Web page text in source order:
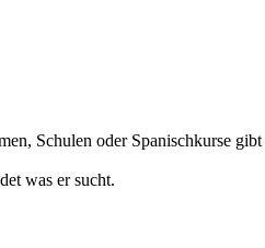
Schulen oder Spanischkurse
was er sucht.